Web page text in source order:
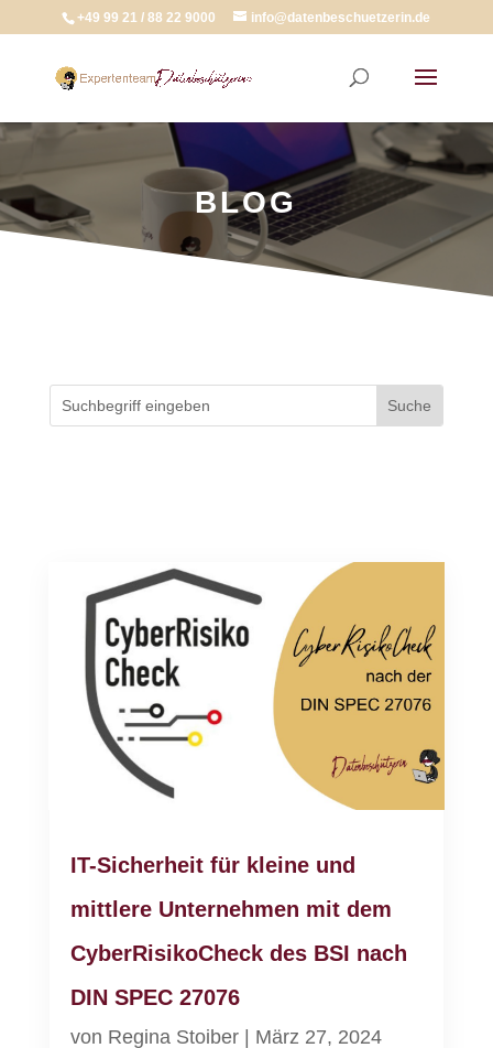
+49 99 21 / 88 22 9000 info@datenbeschuetzerin.de
BLOG
IT-Sicherheit für kleine und
mittlere Unternehmen mit dem
CyberRisikoCheck des BSI nach
DIN SPEC 27076
von Regina Stoiber| März 27, 2024